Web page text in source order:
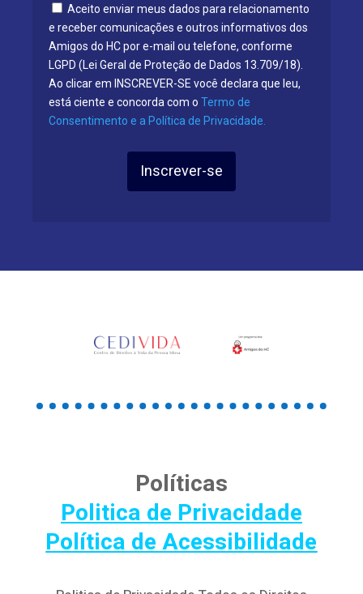
Aceito enviar meus dados para relacionamento
e receber comunicações e outros informativos dos
Amigos do HC por e-mail ou telefone, conforme
LGPD (Lei Geral de Proteção de Dados 13.709/18).
Ao clicar em INSCREVER-SE você declara que leu,
está ciente e concorda com o Termo de
Consentimento e a Política de Privacidade.
Inscrever-se
Políticas
Politica de Privacidade
Política de Acessibilidade